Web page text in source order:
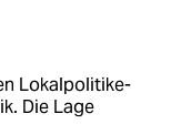
Lo­kal­po­li­ti­ke­
Die Lage